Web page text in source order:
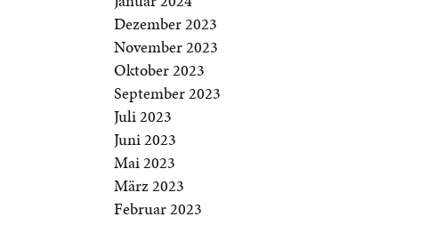
Dezember 2023
November 2023
Oktober 2023
September 2023
Juli 2023
Juni 2023
Mai 2023
März 2023
Februar 2023